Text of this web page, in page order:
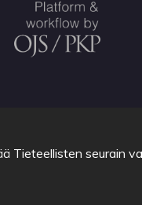
Tieteellisten seurain